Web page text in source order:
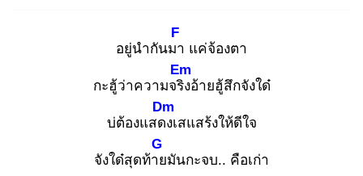
อยู่นำกันมา
F
แค่จ้องตา
กะฮู้ว่าความจริง
Em
อ้ายฮู้สึกจังใด๋
บ่ต้องแสดง
Dm
เสแสร้งให้ดีใจ
จังใด๋สุดท้าย
G
มันกะจบ.. คือเก่า